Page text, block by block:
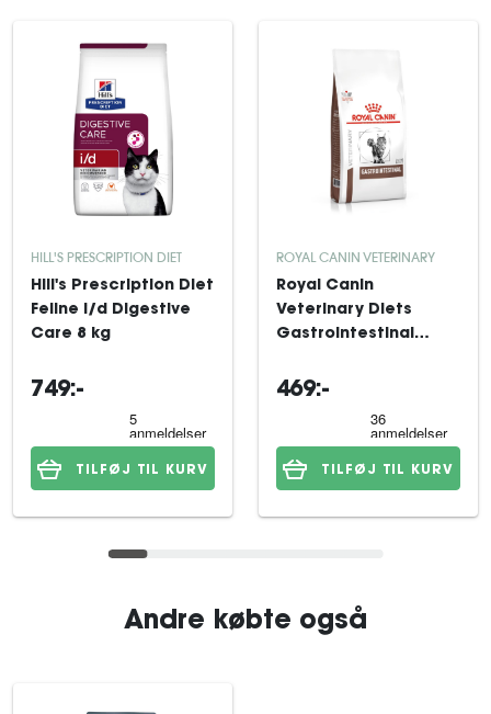
HILL'S PRESCRIPTION DIET
Hill's Prescription Diet
Feline i/d Digestive
Care 8 kg
749:-
TILFØJ TIL KURV
ROYAL CANIN VETERINARY
Royal Canin
Veterinary Diets
Gastrointestinal
469:-
TILFØJ TIL KURV
Andre købte også